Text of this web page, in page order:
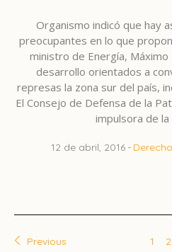
Organismo indicó que hay
preocupantes en lo que
ministro de Energía,
desarrollo orientados a
represas la zona sur del país,
El Consejo de Defensa de la
impulsora de la
12 de abril, 2016
Previous 1 2